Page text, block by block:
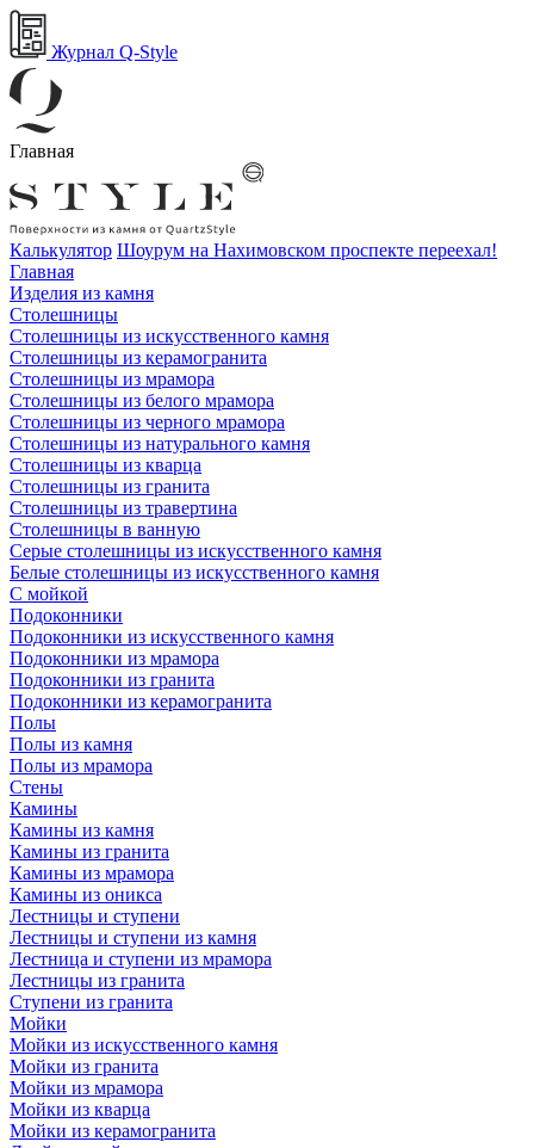
Журнал Q-Style
Главная
Калькулятор Шоурум на Нахимовском проспекте переехал!
Главная
Изделия из камня
Столешницы
Столешницы из искусственного камня
Столешницы из керамогранита
Столешницы из мрамора
Столешницы из белого мрамора
Столешницы из черного мрамора
Столешницы из натурального камня
Столешницы из кварца
Столешницы из гранита
Столешницы из травертина
Столешницы в ванную
Серые столешницы из искусственного камня
Белые столешницы из искусственного камня
С мойкой
Подоконники
Подоконники из искусственного камня
Подоконники из мрамора
Подоконники из гранита
Подоконники из керамогранита
Полы
Полы из камня
Полы из мрамора
Стены
Камины
Камины из камня
Камины из гранита
Камины из мрамора
Камины из оникса
Лестницы и ступени
Лестницы и ступени из камня
Лестница и ступени из мрамора
Лестницы из гранита
Ступени из гранита
Мойки
Мойки из искусственного камня
Мойки из гранита
Мойки из мрамора
Мойки из кварца
Мойки из керамогранита